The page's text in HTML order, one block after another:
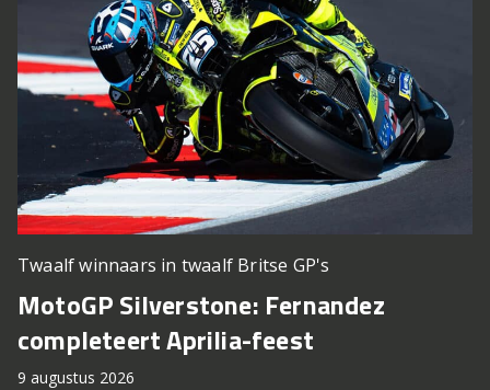
Twaalf winnaars in twaalf Britse GP's
MotoGP Silverstone: Fernandez
completeert Aprilia-feest
9 augustus 2026